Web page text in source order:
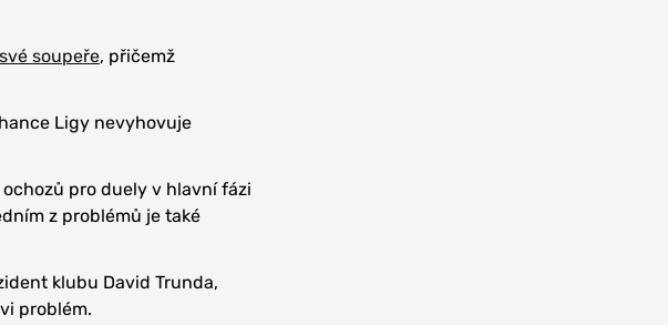
soupeře, přičemž
Ligy nevyhovuje
pro duely v hlavní fázi
z problémů je také
klubu David Trunda,
problém.